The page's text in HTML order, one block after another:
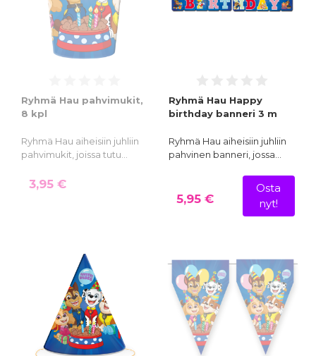
Ryhmä Hau pahvimukit,
8 kpl
Ryhmä Hau aiheisiin juhliin
pahvimukit, joissa tutu…
3,95 €
Ryhmä Hau Happy
birthday banneri 3 m
Ryhmä Hau aiheisiin juhliin
pahvinen banneri, jossa…
5,95 €
Osta
nyt!